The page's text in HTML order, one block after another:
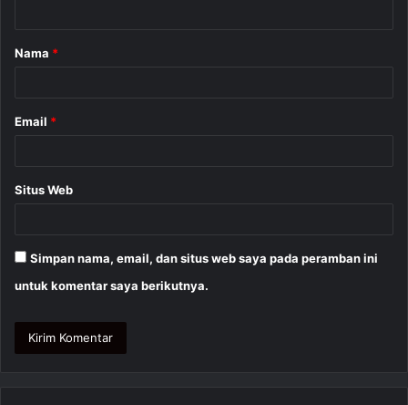
r
Nama *
Email *
Situs Web
Simpan nama, email, dan situs web saya pada peramban ini
untuk komentar saya berikutnya.